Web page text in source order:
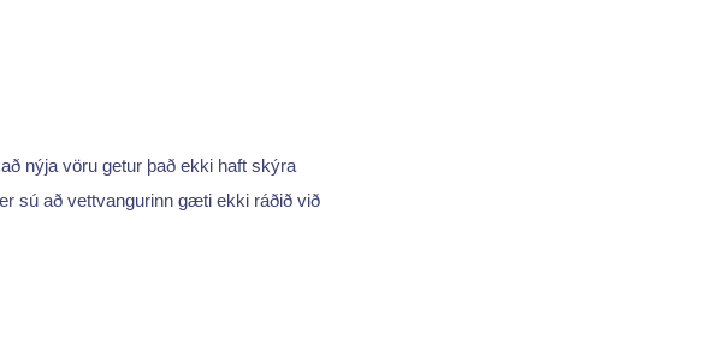
nýja vöru getur það ekki haft skýra
sú að vettvangurinn gæti ekki ráðið við